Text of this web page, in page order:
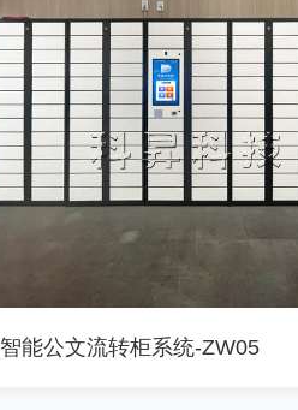
智能文件交换柜-ZW06